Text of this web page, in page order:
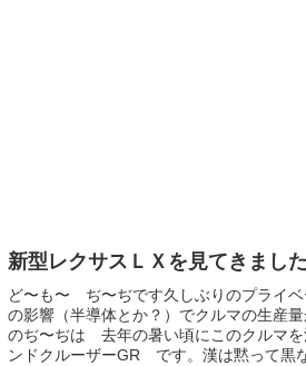
新型レクサスＬＸを見てきました
ど〜も〜 ぢ〜ぢです久しぶりのプライ
の影響（半導体とか？）でクルマの生産
のぢ〜ぢは 去年の暑い頃にこのクルマ
ンドクルーザーGR です。漢は黙って黒